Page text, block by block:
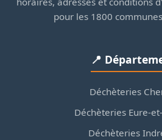
pour les 1800
📍
Déchèteries
Déchèteries Eure-
Déchèteries